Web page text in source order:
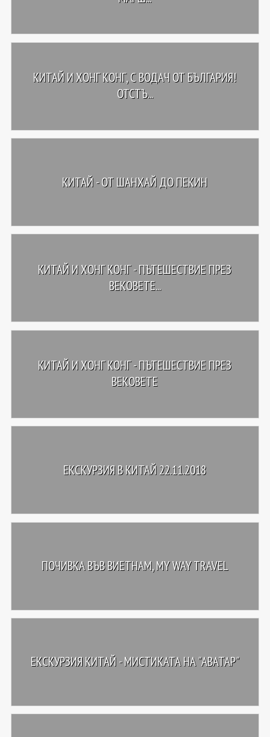
КИТАЙ И ХОНГ КОНГ, С ВОДАЧ ОТ БЪЛГАРИЯ!
ОТСТЪ...
КИТАЙ - ОТ ШАНХАЙ ДО ПЕКИН
КИТАЙ И ХОНГ КОНГ - ПЪТЕШЕСТВИЕ ПРЕЗ
ВЕКОВЕТЕ...
КИТАЙ И ХОНГ КОНГ - ПЪТЕШЕСТВИЕ ПРЕЗ
ВЕКОВЕТЕ
ЕКСКУРЗИЯ В КИТАЙ 22.11.2018
ПОЧИВКА ВЪВ ВИЕТНАМ, MY WAY TRAVEL
ЕКСКУРЗИЯ КИТАЙ - МИСТИКАТА НА "АВАТАР"